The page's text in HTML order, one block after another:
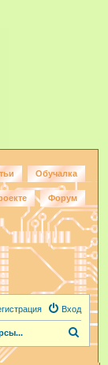
Обучалка
Форум
Вход